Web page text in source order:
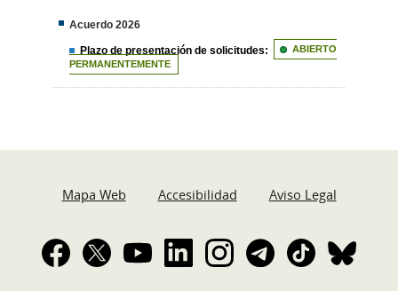
Acuerdo 2026
Plazo de presentación de solicitudes:
ABIERTO
PERMANENTEMENTE
Mapa Web Accesibilidad Aviso Legal